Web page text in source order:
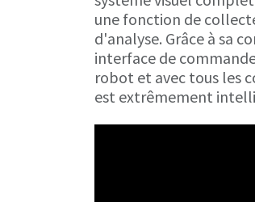
une fonction de
d'analyse. Grâce à sa
interface de
robot et avec tous les
est extrêmement